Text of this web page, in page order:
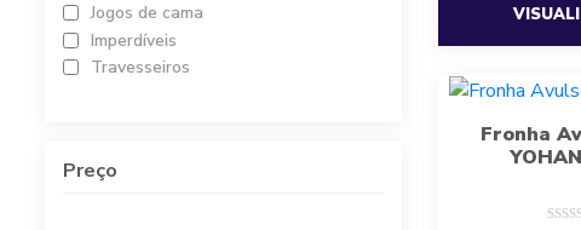
Jogos de cama
Imperdíveis
Travesseiros
Preço
Fronha